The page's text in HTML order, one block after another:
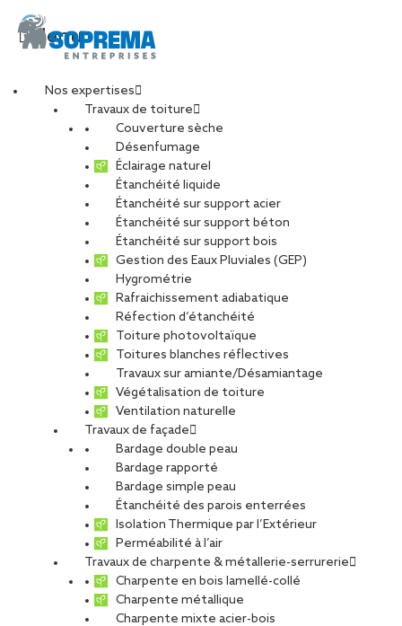
Menu
Nos expertises
Travaux de toiture
Couverture sèche
Désenfumage
Éclairage naturel
Étanchéité liquide
Étanchéité sur support acier
Étanchéité sur support béton
Étanchéité sur support bois
Gestion des Eaux Pluviales (GEP)
Hygrométrie
Rafraichissement adiabatique
Réfection d’étanchéité
Toiture photovoltaïque
Toitures blanches réflectives
Travaux sur amiante/Désamiantage
Végétalisation de toiture
Ventilation naturelle
Travaux de façade
Bardage double peau
Bardage rapporté
Bardage simple peau
Étanchéité des parois enterrées
Isolation Thermique par l’Extérieur
Perméabilité à l’air
Travaux de charpente & métallerie-serrurerie
Charpente en bois lamellé-collé
Charpente métallique
Charpente mixte acier-bois
20201103_092321-
min
PARTAGER
12 juin 2024